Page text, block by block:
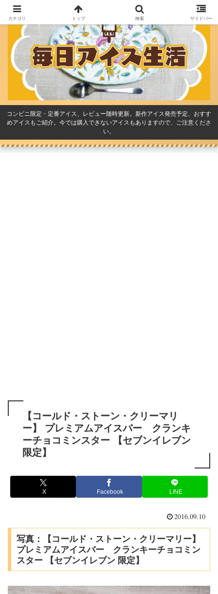
コンビニ限定・定番アイス、レビュー随時更新。新作アイス発売予定、おすす
めアイスもご紹介。今では購入できないアイスもありますので、ご注意くださ
い。
【コールド・ストーン・クリーマリ
ー】 プレミアムアイスバー クランキ
ーチョコミンスター 【セブンイレブン
限定】
X Facebook LINE
2016.09.10
写真：【コールド・ストーン・クリーマリー】
プレミアムアイスバー クランキーチョコミン
スター 【セブンイレブン 限定】
カテゴリ トップ 検索 サイドバー